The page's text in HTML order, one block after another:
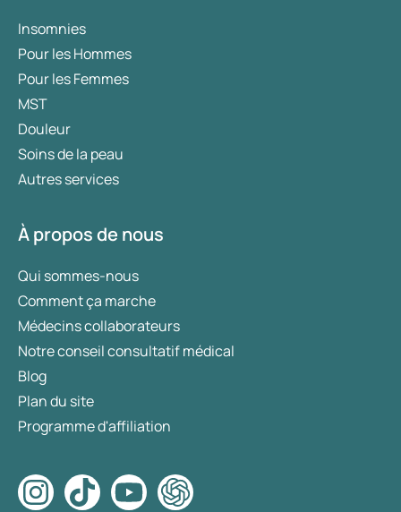
Insomnies
Pour les Hommes
Pour les Femmes
MST
Douleur
Soins de la peau
Autres services
À propos de nous
Qui sommes-nous
Comment ça marche
Médecins collaborateurs
Notre conseil consultatif médical
Blog
Plan du site
Programme d'affiliation